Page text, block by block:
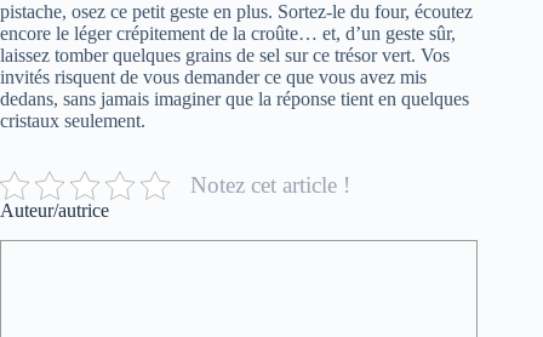
pistache, osez ce petit geste en plus. Sortez-le du four, écoutez
encore le léger crépitement de la croûte… et, d’un geste sûr,
laissez tomber quelques grains de sel sur ce trésor vert. Vos
invités risquent de vous demander ce que vous avez mis
dedans, sans jamais imaginer que la réponse tient en quelques
cristaux seulement.
Notez cet article !
Auteur/autrice